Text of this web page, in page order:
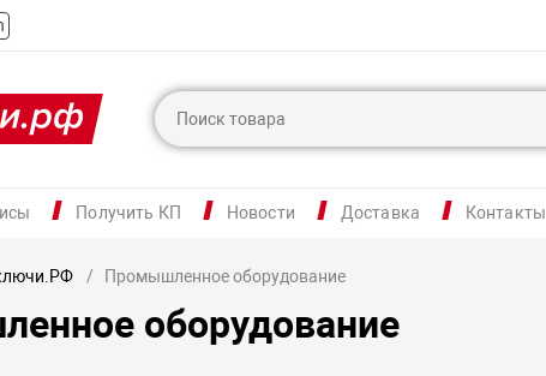
Получить КП Новости Доставка Контакты
Промышленное оборудование
оборудование